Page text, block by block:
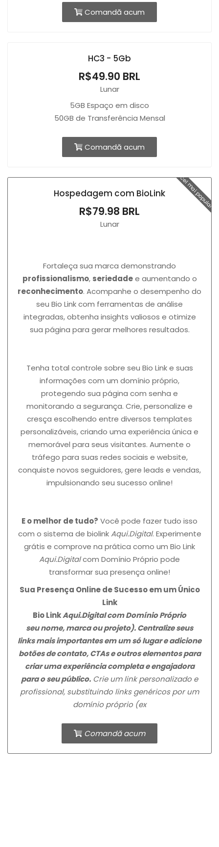
Comandă acum
HC3 - 5Gb
R$49.90 BRL
Lunar
5GB Espaço em disco
50GB de Transferência Mensal
Comandă acum
cel mai popular
Hospedagem com BioLink
R$79.98 BRL
Lunar
Fortaleça sua marca demonstrando
profissionalismo, seriedadee aumentando o
reconhecimento. Acompanhe o desempenho do
seu Bio Link com ferramentas de análise
integradas, obtenha insights valiosos e otimize
sua página para gerar melhores resultados.
Tenha total controle sobre seu Bio Link e suas
informações com um domínio próprio,
protegendo sua página com senha e
monitorando a segurança. Crie, personalize e
cresça escolhendo entre diversos templates
personalizáveis, criando uma experiência única e
memorável para seus visitantes. Aumente o
tráfego para suas redes sociais e website,
conquiste novos seguidores, gere leads e vendas,
impulsionando seu sucesso online!
E o melhor de tudo? Você pode fazer tudo isso
com o sistema de biolinkAqui.Digital. Experimente
grátis e comprove na prática como um Bio Link
Aqui.Digitalcom Domínio Próprio pode
transformar sua presença online!
Sua Presença Online de Sucesso em um Único
Link
Bio LinkAqui.Digitalcom Domínio Próprio
seu nome, marca ou projeto). Centralize seus
links mais importantes em um só lugar e adicione
botões de contato, CTAs e outros elementos para
criar uma experiência completa e engajadora
para o seu público. Crie um link personalizado e
profissional, substituindo links genéricos por um
domínio próprio (ex
Comandă acum